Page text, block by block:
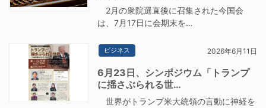
2月の衆院選直後に召集された今国会
は、7月17日に会期末を…
ビジネス 2026年6月11日
6月23日、シンポジウム「トランプ
に揺さぶられる世…
世界がトランプ米大統領の言動に神経を